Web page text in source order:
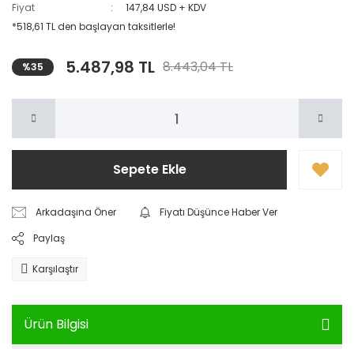
Fiyat
147,84 USD + KDV
*518,61 TL den başlayan taksitlerle!
%35 5.487,98 TL 8.443,04 TL
Sepete Ekle
Arkadaşına Öner
Fiyatı Düşünce Haber Ver
Paylaş
Karşılaştır
Ürün Bilgisi